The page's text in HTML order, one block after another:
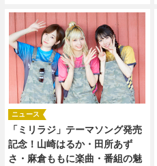
「ミリラジ」テーマソング発売
記念！山崎はるか・田所あず
さ・麻倉ももに楽曲・番組の魅
ニュース